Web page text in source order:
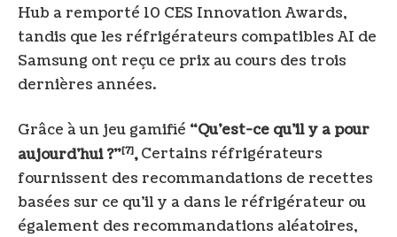
Hub a remporté 10 CES Innovation Awards,
tandis que les réfrigérateurs compatibles AI de
Samsung ont reçu ce prix au cours des trois
dernières années.
Grâce à un jeu gamifié “Qu’est-ce qu’il y a pour
aujourd’hui ?”[7],Certains réfrigérateurs
fournissent des recommandations de recettes
basées sur ce qu’il y a dans le réfrigérateur ou
également des recommandations aléatoires,